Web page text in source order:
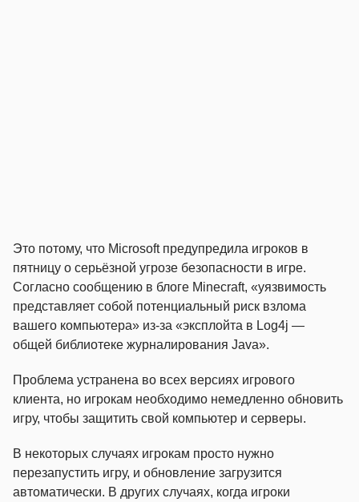
Это потому, что Microsoft предупредила игроков в
пятницу о серьёзной угрозе безопасности в игре.
Согласно сообщению в блоге Minecraft, «уязвимость
представляет собой потенциальный риск взлома
вашего компьютера» из-за «эксплойта в Log4j —
общей библиотеке журналирования Java».
Проблема устранена во всех версиях игрового
клиента, но игрокам необходимо немедленно обновить
игру, чтобы защитить свой компьютер и серверы.
В некоторых случаях игрокам просто нужно
перезапустить игру, и обновление загрузится
автоматически. В других случаях, когда игроки